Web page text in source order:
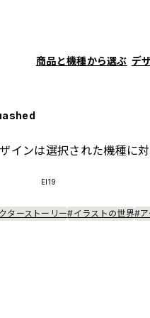
商品と機種から選ぶ デ
インは選択された機種に対
EI19
ターストーリー#イラストの世界#ア